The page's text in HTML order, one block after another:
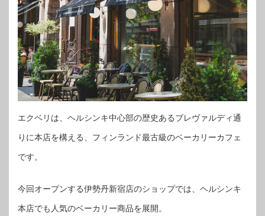
エクベリは、ヘルシンキ中心部の歴史あるブレヴァルディ通
りに本店を構える、フィンランド最古級のベーカリーカフェ
です。
今回オープンする伊勢丹新宿店のショップでは、ヘルシンキ
本店でも人気のベーカリー商品を展開。